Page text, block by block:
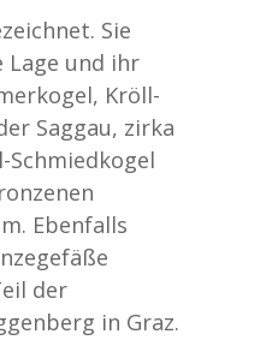
Sie
und ihr
Kröll-
Saggau, zirka
Ebenfalls
der
in Graz.